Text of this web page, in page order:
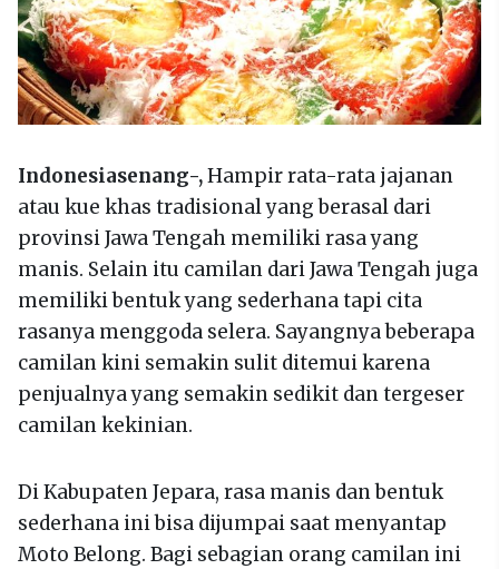
Indonesiasenang-,Hampir rata-rata jajanan
atau kue khas tradisional yang berasal dari
provinsi Jawa Tengah memiliki rasa yang
manis. Selain itu camilan dari Jawa Tengah juga
memiliki bentuk yang sederhana tapi cita
rasanya menggoda selera. Sayangnya beberapa
camilan kini semakin sulit ditemui karena
penjualnya yang semakin sedikit dan tergeser
camilan kekinian.
Di Kabupaten Jepara, rasa manis dan bentuk
sederhana ini bisa dijumpai saat menyantap
Moto Belong. Bagi sebagian orang camilan ini